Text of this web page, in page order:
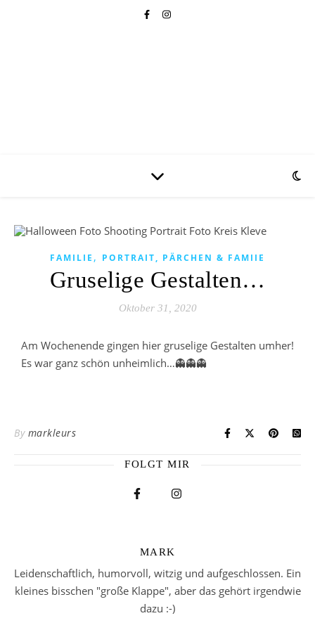
FAMILIE , PORTRAIT, PÄRCHEN & FAMIIE
Gruselige Gestalten…
Oktober 31, 2020
Am Wochenende gingen hier gruselige Gestalten umher!
Es war ganz schön unheimlich…👻👻👻
By markleurs
FOLGT MIR
MARK
Leidenschaftlich, humorvoll, witzig und aufgeschlossen. Ein
kleines bisschen "große Klappe", aber das gehört irgendwie
dazu :-)